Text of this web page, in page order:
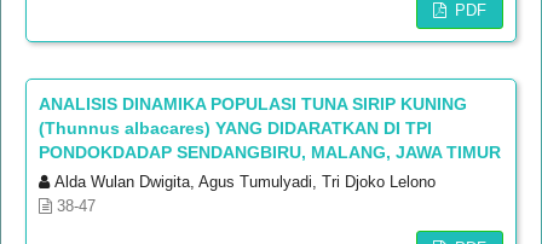
PDF
ANALISIS DINAMIKA POPULASI TUNA SIRIP KUNING
(Thunnus albacares) YANG DIDARATKAN DI TPI
PONDOKDADAP SENDANGBIRU, MALANG, JAWA TIMUR
Alda Wulan Dwigita, Agus Tumulyadi, Tri Djoko Lelono
38-47